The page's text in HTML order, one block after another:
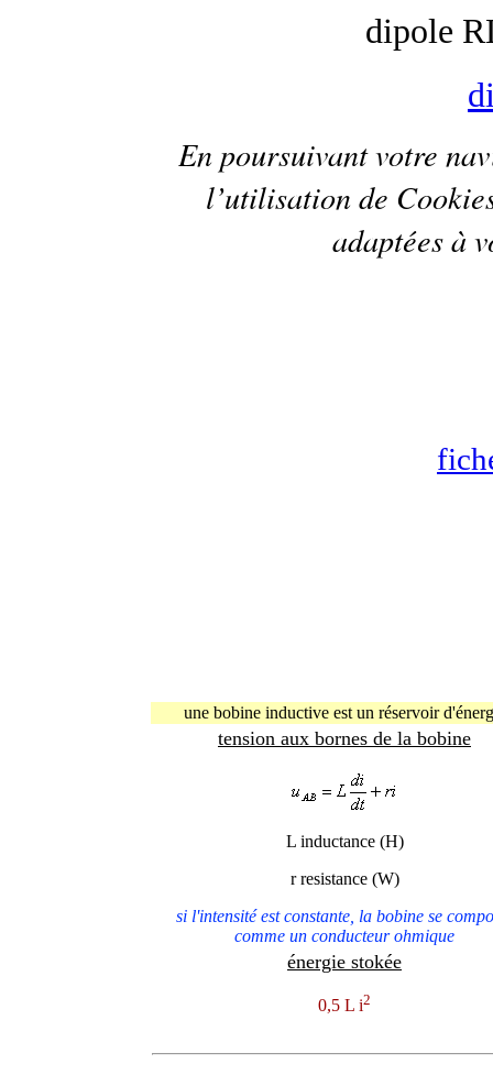
dipole
En poursuivant votre
l’utilisation de
adaptées à
une bobine inductive est un réservoir
tension aux bornes de la bobine
L inductance (H)
r resistance (W)
si l'intensité est constante, la bobine se
comme un conducteur ohmique
énergie stokée
0,5 L i2